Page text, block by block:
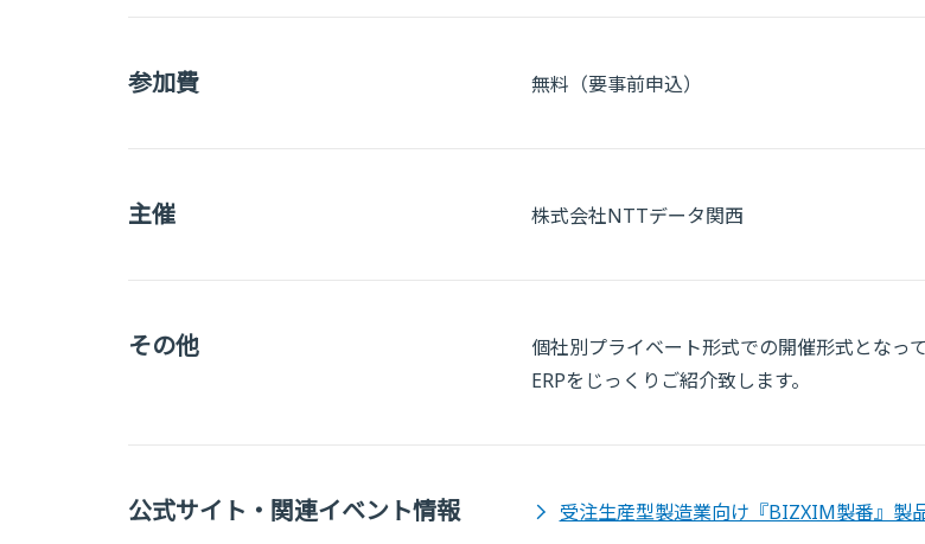
参加費 無料（要事前申込）
主催 株式会社NTTデータ関西
その他
個社別プライベート形式での開催形式となっ
ERPをじっくりご紹介致します。
公式サイト・関連イベント情報 受注生産型製造業向け『BIZXIM製番』製